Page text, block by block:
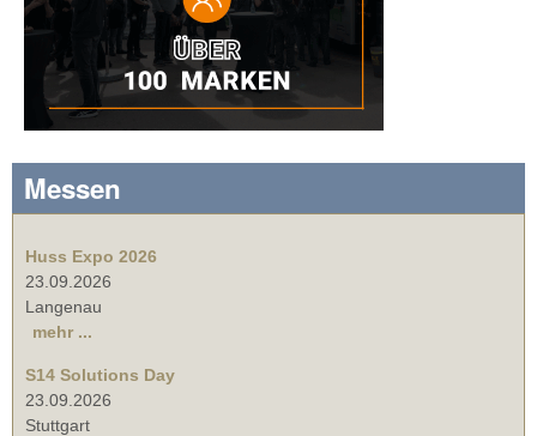
Messen
Huss Expo 2026
23.09.2026
Langenau
mehr ...
S14 Solutions Day
23.09.2026
Stuttgart